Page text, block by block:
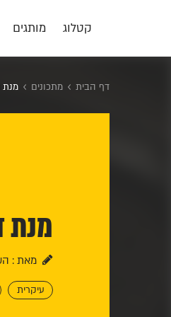
קטלוג מותגים
דף הבית מתכונים מנת
מנת
מאת :
עיקרית